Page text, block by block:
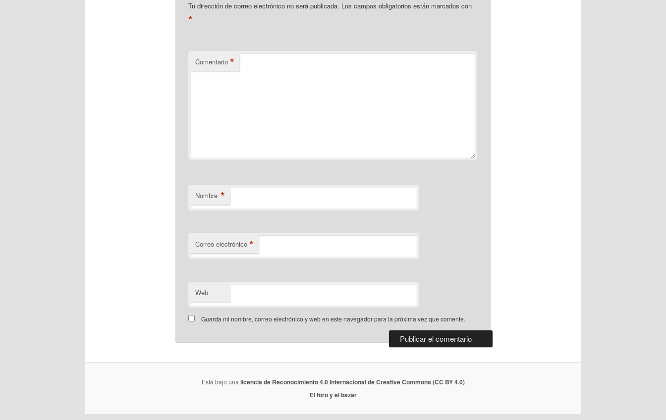
Tu dirección de correo electrónico no será publicada. Los campos obligatorios están marcados con
*
Comentario *
Nombre *
Correo electrónico *
Web
Guarda mi nombre, correo electrónico y web en este navegador para la próxima vez que comente.
Está bajo una licencia de Reconocimiento 4.0 Internacional de Creative Commons (CC BY 4.0)
El foro y el bazar